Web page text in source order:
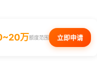
万额度范围 立即申请